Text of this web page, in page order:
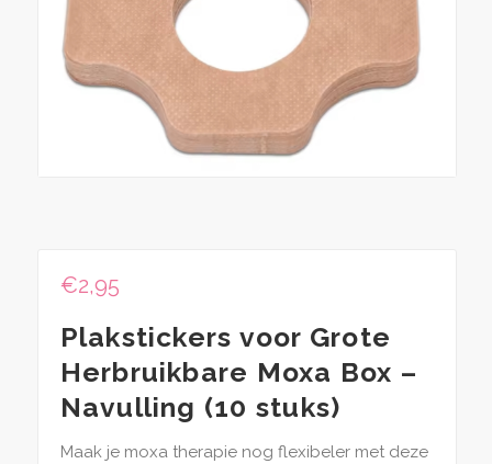
€2,95
Plakstickers voor Grote
Herbruikbare Moxa Box –
Navulling (10 stuks)
Maak je moxa therapie nog flexibeler met deze